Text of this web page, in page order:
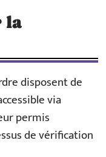
la
disposent de
via
permis
de vérification